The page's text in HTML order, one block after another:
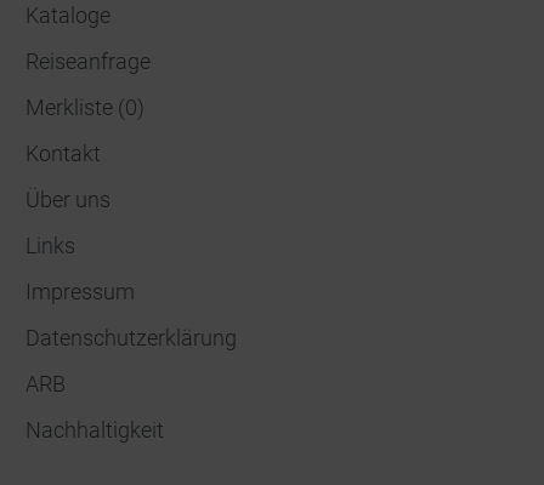
Kataloge
Reiseanfrage
Merkliste (0)
Kontakt
Über uns
Links
Impressum
Datenschutzerklärung
ARB
Nachhaltigkeit